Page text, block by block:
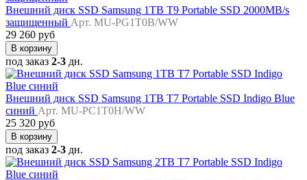
Внешний диск SSD Samsung 1TB T9 Portable SSD 2000MB/s
защищенный Арт. MU-PG1T0B/WW
29 260 руб
В корзину
под заказ 2-3 дн.
Внешний диск SSD Samsung 1TB T7 Portable SSD Indigo Blue
синий Арт. MU-PC1T0H/WW
25 320 руб
В корзину
под заказ 2-3 дн.